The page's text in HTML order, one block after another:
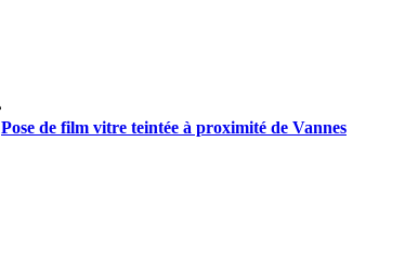
Pose de film vitre teintée à proximité de Vannes